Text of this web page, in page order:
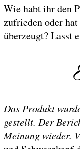
Wie habt ihr den
zufrieden oder
überzeugt? Lasst
Das Produkt
gestellt. Der
Meinung wieder.